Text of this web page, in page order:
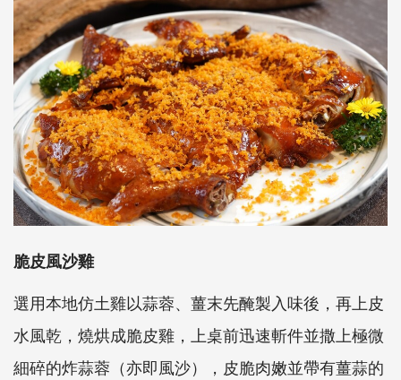
脆皮風沙雞
選用本地仿土雞以蒜蓉、薑末先醃製入味後，再上皮
水風乾，燒烘成脆皮雞，上桌前迅速斬件並撒上極微
細碎的炸蒜蓉（亦即風沙），皮脆肉嫩並帶有薑蒜的